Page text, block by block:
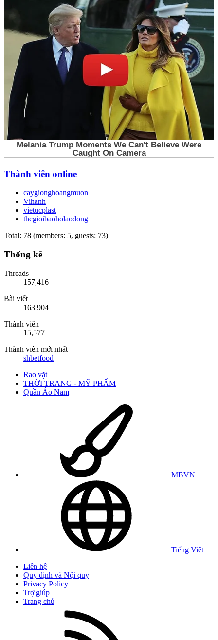
Thành viên online
caygionghoangmuon
Vihanh
vietucplast
thegioibaoholaodong
Total: 78 (members: 5, guests: 73)
Thống kê
Threads
157,416
Bài viết
163,904
Thành viên
15,577
Thành viên mới nhất
shbetfood
Rao vặt
THỜI TRANG - MỸ PHẨM
Quần Áo Nam
MBVN
Tiếng Việt
Liên hệ
Quy định và Nội quy
Privacy Policy
Trợ giúp
Trang chủ